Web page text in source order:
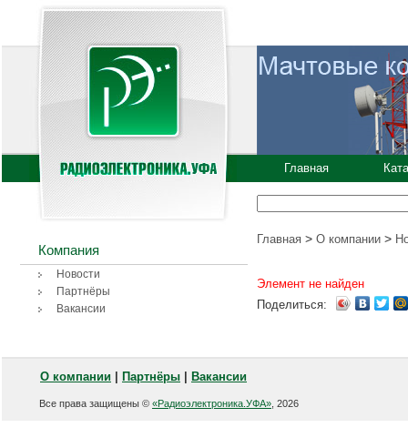
Главная
Компания
Новости
Партнёры
Вакансии
Главная > О компании >
Элемент не найден
Поделиться:
О компании Партнёры Вакансии
Все права защищены © «Радиоэлектроника.УФА» , 2026